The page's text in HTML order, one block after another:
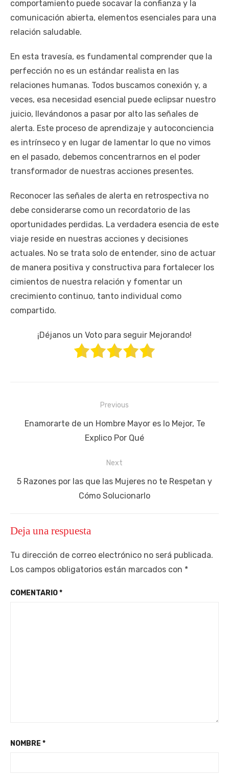
comportamiento puede socavar la confianza y la
comunicación abierta, elementos esenciales para una
relación saludable.
En esta travesía, es fundamental comprender que la
perfección no es un estándar realista en las
relaciones humanas. Todos buscamos conexión y, a
veces, esa necesidad esencial puede eclipsar nuestro
juicio, llevándonos a pasar por alto las señales de
alerta. Este proceso de aprendizaje y autoconciencia
es intrínseco y en lugar de lamentar lo que no vimos
en el pasado, debemos concentrarnos en el poder
transformador de nuestras acciones presentes.
Reconocer las señales de alerta en retrospectiva no
debe considerarse como un recordatorio de las
oportunidades perdidas. La verdadera esencia de este
viaje reside en nuestras acciones y decisiones
actuales. No se trata solo de entender, sino de actuar
de manera positiva y constructiva para fortalecer los
cimientos de nuestra relación y fomentar un
crecimiento continuo, tanto individual como
compartido.
¡Déjanos un Voto para seguir Mejorando!
Previous
Previous
Enamorarte de un Hombre Mayor es lo Mejor, Te
Explico Por Qué
Next
Next
5 Razones por las que las Mujeres no te Respetan y
Cómo Solucionarlo
Deja una respuesta
Tu dirección de correo electrónico no será publicada.
Los campos obligatorios están marcados con *
COMENTARIO*
NOMBRE *